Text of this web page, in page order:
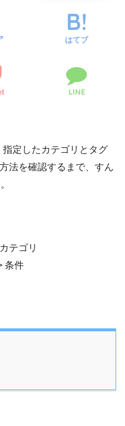
はてブ
LINE
定したカテゴリとタグ
法を確認するまで、すん
テゴリ
件